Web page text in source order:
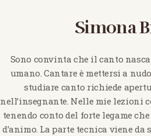
Simona
Sono convinta che il canto
umano. Cantare è mettersi a
studiare canto richiede
nell’insegnante. Nelle mie lezioni
tenendo conto del forte legame
d’animo. La parte tecnica viene da